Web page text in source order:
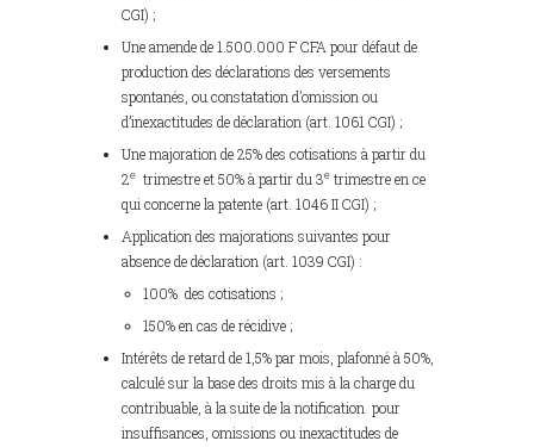
CGI) ;
Une amende de 1.500.000 F CFA pour défaut de
production des déclarations des versements
spontanés, ou constatation d’omission ou
d’inexactitudes de déclaration (art. 1061 CGI) ;
Une majoration de 25% des cotisations à partir du
2e trimestre et 50% à partir du 3e trimestre en ce
qui concerne la patente (art. 1046 II CGI) ;
Application des majorations suivantes pour
absence de déclaration (art. 1039 CGI) :
100% des cotisations ;
150% en cas de récidive ;
Intérêts de retard de 1,5% par mois, plafonné à 50%,
calculé sur la base des droits mis à la charge du
contribuable, à la suite de la notification pour
insuffisances, omissions ou inexactitudes de